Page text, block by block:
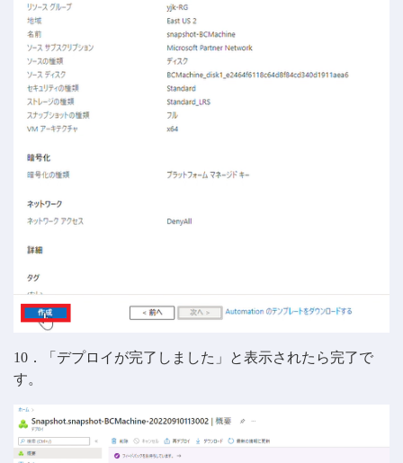
10．「デプロイが完了しました」と表示されたら完了で
す。